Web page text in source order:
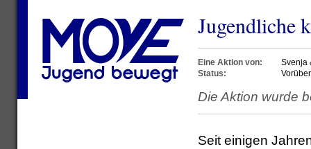
Jugendliche
Eine Aktion von: Svenja
Status:
Die Aktion wurde
Seit einigen